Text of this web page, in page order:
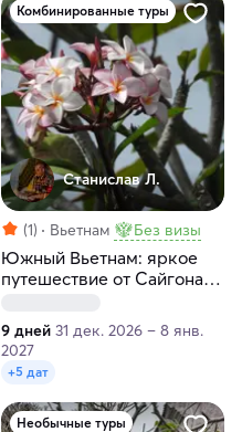
Комбинированные туры
Станислав Л.
(1) Вьетнам Без визы
Южный Вьетнам: яркое
путешествие от Сайгона
9 дней 31 дек. 2026 – 8 янв.
2027
+5 дат
Необычные туры